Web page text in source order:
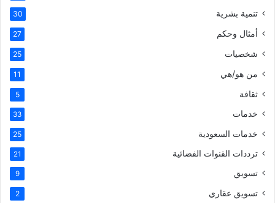
تنمية بشرية 30
أمثال وحكم 27
شخصيات 25
من هو/هي 11
ثقافة 5
خدمات 33
خدمات السعودية 25
ترددات القنوات الفضائية 21
تسويق 9
تسويق عقاري 2